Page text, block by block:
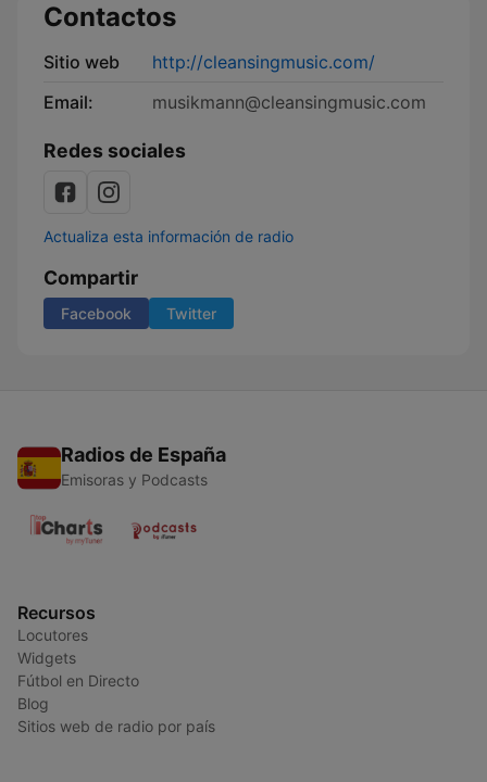
Contactos
Sitio web
http://cleansingmusic.com/
Email:
musikmann@cleansingmusic.com
Redes sociales
Actualiza esta información de radio
Compartir
Facebook Twitter
Radios de España
Emisoras y Podcasts
Recursos
Locutores
Widgets
Fútbol en Directo
Blog
Sitios web de radio por país